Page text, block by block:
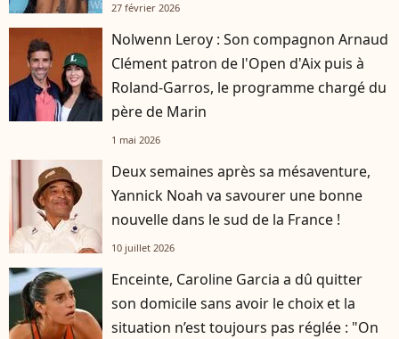
27 février 2026
Nolwenn Leroy : Son compagnon Arnaud
Clément patron de l'Open d'Aix puis à
Roland-Garros, le programme chargé du
père de Marin
1 mai 2026
Deux semaines après sa mésaventure,
Yannick Noah va savourer une bonne
nouvelle dans le sud de la France !
10 juillet 2026
Enceinte, Caroline Garcia a dû quitter
son domicile sans avoir le choix et la
situation n’est toujours pas réglée : "On